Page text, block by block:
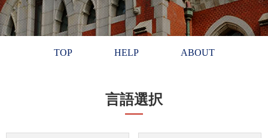
TOP HELP ABOUT
言語選択